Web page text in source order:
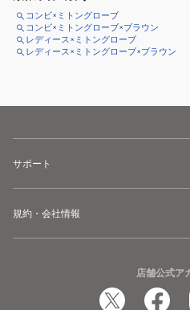
コンビ×ミトングローブ
コンビ×ミトングローブ×ブラウン
レディース×ミトングローブ
レディース×ミトングローブ×ブラウン
サポート
規約・会社情報
店舗公式ア